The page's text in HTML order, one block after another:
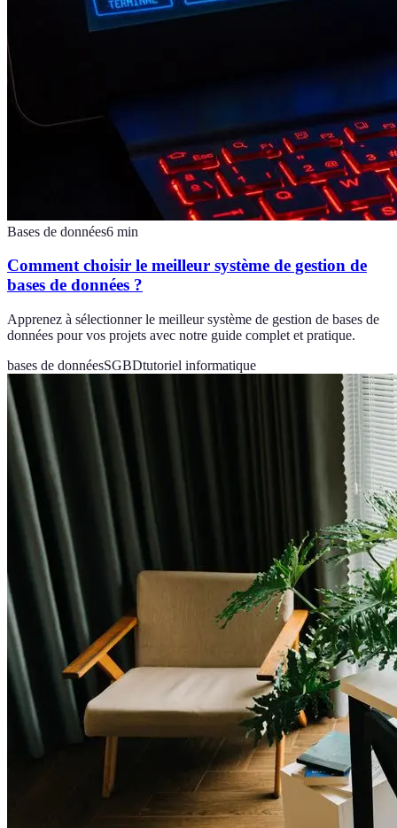
Bases de données6 min
Comment choisir le meilleur système de gestion de
bases de données ?
Apprenez à sélectionner le meilleur système de gestion de bases de
données pour vos projets avec notre guide complet et pratique.
bases de donnéesSGBDtutoriel informatique